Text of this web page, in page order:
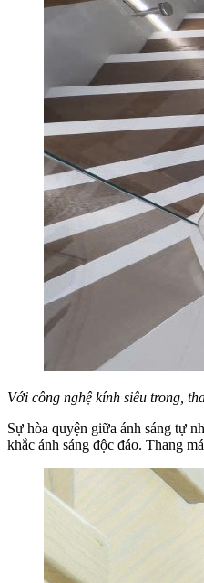
Với công nghệ kính siêu trong,
Sự hòa quyện giữa ánh sáng tự
khắc ánh sáng độc đáo. Thang